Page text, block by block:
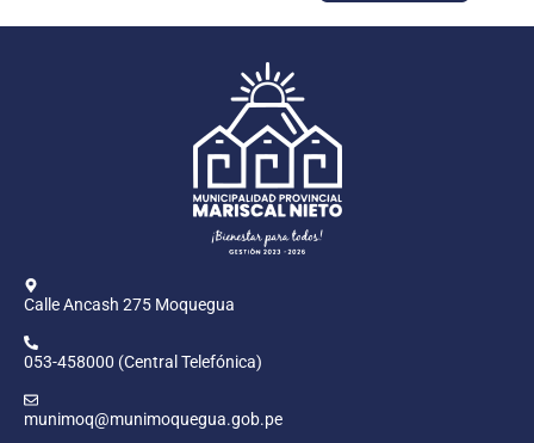
Calle Ancash 275 Moquegua
053-458000 (Central Telefónica)
munimoq@munimoquegua.gob.pe